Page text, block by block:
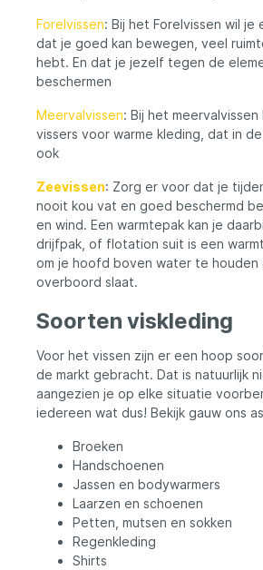
Forelvissen: Bij het Forelvissen wil je
dat je goed kan bewegen, veel
hebt. En dat je jezelf tegen de
beschermen
Meervalvissen: Bij het
vissers voor warme kleding, dat in
ook
Zeevissen: Zorg er voor dat je
nooit kou vat en goed beschermd
en wind. Een warmtepak kan je
drijfpak, of flotation suit is een
om je hoofd boven water te houden
overboord slaat.
Soorten viskleding
Voor het vissen zijn er een hoop
de markt gebracht. Dat is natuurlijk
aangezien je op elke situatie
iedereen wat dus! Bekijk gauw ons
Broeken
Handschoenen
Jassen en bodywarmers
Laarzen en schoenen
Petten, mutsen en sokken
Regenkleding
Shirts